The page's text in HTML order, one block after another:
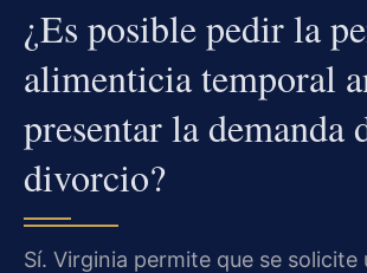
¿Es posible pedir la
alimenticia temporal
presentar la demanda
divorcio?
Sí. Virginia permite que se solicite